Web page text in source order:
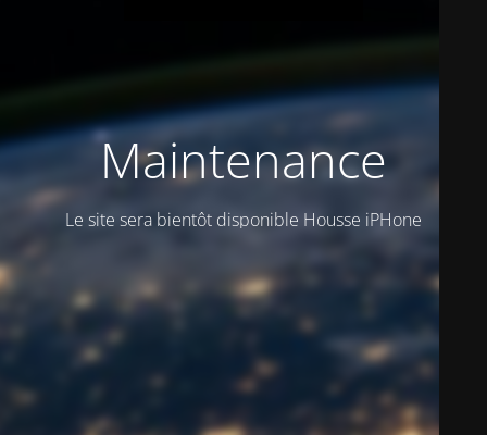
Maintenance
Le site sera bientôt disponible Housse iPHone